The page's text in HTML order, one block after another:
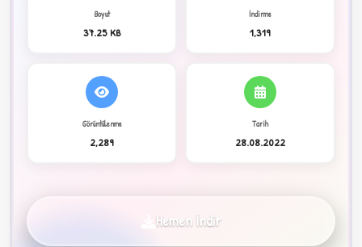
Boyut
37.25 KB
İndirme
1,319
Görüntülenme
2,289
Tarih
28.08.2022
Hemen İndir